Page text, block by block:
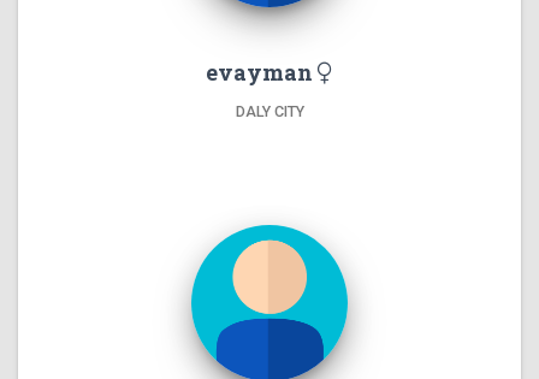
evayman
DALY CITY